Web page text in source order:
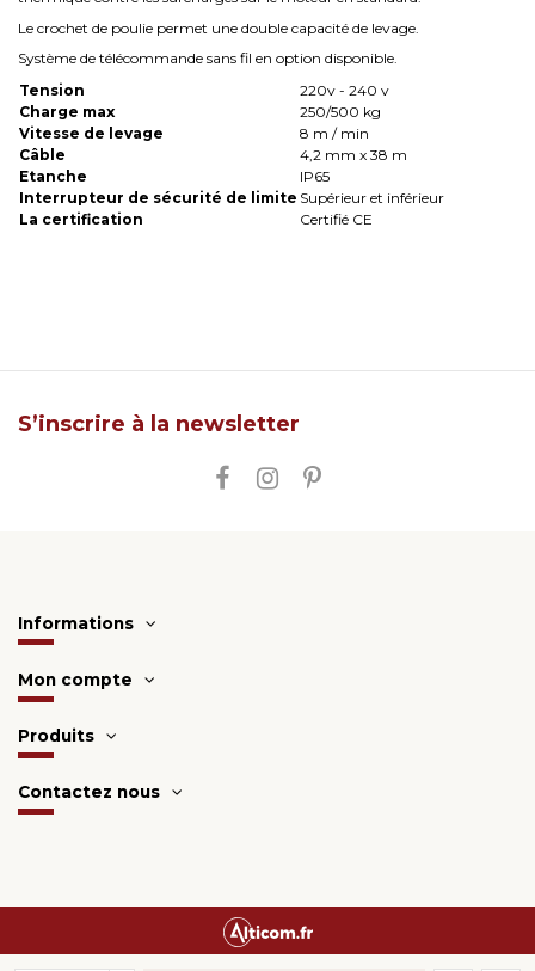
Le crochet de poulie permet une double capacité de levage.
Système de télécommande sans fil en option disponible.
Tension
220v - 240 v
Charge max
250/500 kg
Vitesse de levage
8 m / min
Câble
4,2 mm x 38 m
Etanche
IP65
Interrupteur de sécurité de limite Supérieur et inférieur
La certification
Certifié CE
S’inscrire à la newsletter
Informations
Mon compte
Produits
Contactez nous